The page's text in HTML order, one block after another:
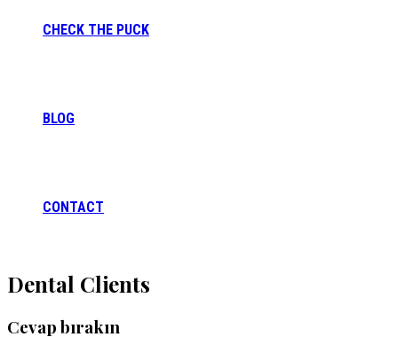
CHECK THE PUCK
BLOG
CONTACT
Dental Clients
Cevap bırakın